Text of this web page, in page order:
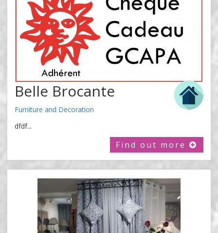
Belle Brocante
Furniture and Decoration
dfdf...
Find out more